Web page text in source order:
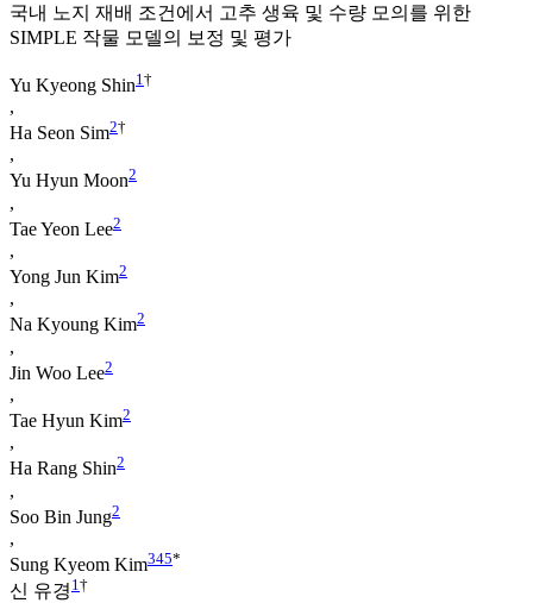
국내 노지 재배 조건에서 고추 생육 및 수량 모의를 위한
SIMPLE 작물 모델의 보정 및 평가
Yu Kyeong Shin1 †
,
Ha Seon Sim2†
,
Yu Hyun Moon2
,
Tae Yeon Lee2
,
Yong Jun Kim2
,
Na Kyoung Kim2
,
Jin Woo Lee2
,
Tae Hyun Kim2
,
Ha Rang Shin2
,
Soo Bin Jung2
,
Sung Kyeom Kim345*
신 유경 1†